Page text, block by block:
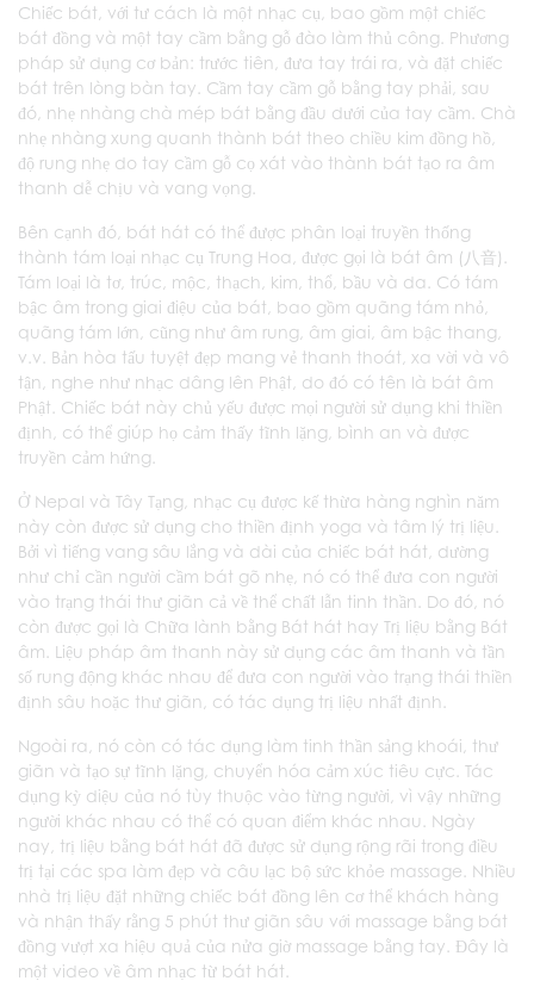
Chiếc bát, với tư cách là một nhạc cụ, bao gồm một chiếc
bát đồng và một tay cầm bằng gỗ đào làm thủ công. Phương
pháp sử dụng cơ bản: trước tiên, đưa tay trái ra, và đặt chiếc
bát trên lòng bàn tay. Cầm tay cầm gỗ bằng tay phải, sau
đó, nhẹ nhàng chà mép bát bằng đầu dưới của tay cầm. Chà
nhẹ nhàng xung quanh thành bát theo chiều kim đồng hồ,
độ rung nhẹ do tay cầm gỗ cọ xát vào thành bát tạo ra âm
thanh dễ chịu và vang vọng.
Bên cạnh đó, bát hát có thể được phân loại truyền thống
thành tám loại nhạc cụ Trung Hoa, được gọi là bát âm (八音).
Tám loại là tơ, trúc, mộc, thạch, kim, thổ, bầu và da. Có tám
bậc âm trong giai điệu của bát, bao gồm quãng tám nhỏ,
quãng tám lớn, cũng như âm rung, âm giai, âm bậc thang,
v.v. Bản hòa tấu tuyệt đẹp mang vẻ thanh thoát, xa vời và vô
tận, nghe như nhạc dâng lên Phật, do đó có tên là bát âm
Phật. Chiếc bát này chủ yếu được mọi người sử dụng khi thiền
định, có thể giúp họ cảm thấy tĩnh lặng, bình an và được
truyền cảm hứng.
Ở Nepal và Tây Tạng, nhạc cụ được kế thừa hàng nghìn năm
này còn được sử dụng cho thiền định yoga và tâm lý trị liệu.
Bởi vì tiếng vang sâu lắng và dài của chiếc bát hát, dường
như chỉ cần người cầm bát gõ nhẹ, nó có thể đưa con người
vào trạng thái thư giãn cả về thể chất lẫn tinh thần. Do đó, nó
còn được gọi là Chữa lành bằng Bát hát hay Trị liệu bằng Bát
âm. Liệu pháp âm thanh này sử dụng các âm thanh và tần
số rung động khác nhau để đưa con người vào trạng thái thiền
định sâu hoặc thư giãn, có tác dụng trị liệu nhất định.
Ngoài ra, nó còn có tác dụng làm tinh thần sảng khoái, thư
giãn và tạo sự tĩnh lặng, chuyển hóa cảm xúc tiêu cực. Tác
dụng kỳ diệu của nó tùy thuộc vào từng người, vì vậy những
người khác nhau có thể có quan điểm khác nhau. Ngày
nay, trị liệu bằng bát hát đã được sử dụng rộng rãi trong điều
trị tại các spa làm đẹp và câu lạc bộ sức khỏe massage. Nhiều
nhà trị liệu đặt những chiếc bát đồng lên cơ thể khách hàng
và nhận thấy rằng 5 phút thư giãn sâu với massage bằng bát
đồng vượt xa hiệu quả của nửa giờ massage bằng tay. Đây là
một video về âm nhạc từ bát hát.